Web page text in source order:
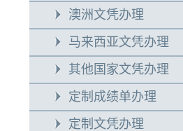
澳洲文凭办理
马来西亚文凭办理
其他国家文凭办理
定制成绩单办理
定制文凭办理